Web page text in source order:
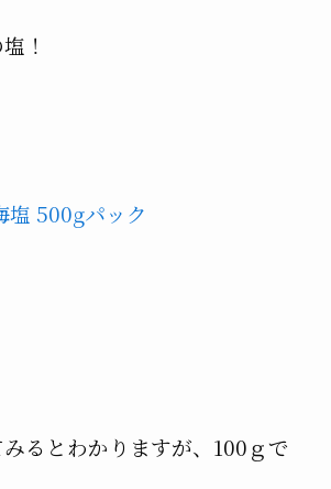
！
塩 500gパック
るとわかりますが、100ｇで